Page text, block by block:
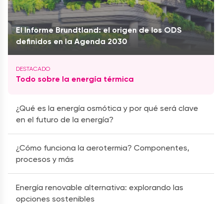
El Informe Brundtland: el origen de los ODS
definidos en la Agenda 2030
Todo sobre la energía térmica
¿Qué es la energía osmótica y por qué será clave
en el futuro de la energía?
¿Cómo funciona la aerotermia? Componentes,
procesos y más
Energía renovable alternativa: explorando las
opciones sostenibles